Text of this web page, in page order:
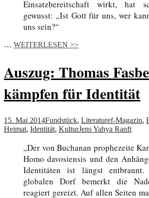
Einsatzbereitschaft wirkt, hat
gewusst: „Ist Gott für uns, wer
uns sein?“
… WEITERLESEN >>
Auszug: Thomas
kämpfen für Identität
15. Mai 2014Fundstück, Literaturef-Magazin,
Heimat, Identität, KulturJens Yahya Ranft
„Der von Buchanan prophezeite
Homo davosiensis und den
Identitäten ist längst
globalen Dorf bemerkt die
reagiert gereizt. Auf allen Seiten